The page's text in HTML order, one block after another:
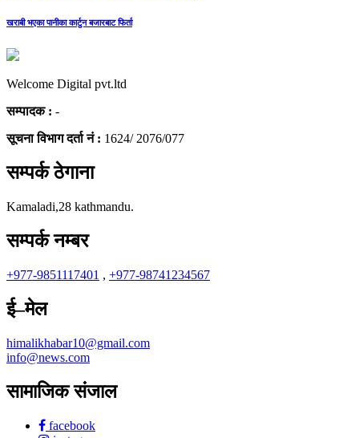
खराबी भएका पानीका कार्टुन बजारबाट फिर्ता
Welcome Digital pvt.ltd
सम्पादक : -
सूचना विभाग दर्ता नं : 1624/ 2076/077
सम्पर्क ठेगाना
Kamaladi,28 kathmandu.
सम्पर्क नम्बर
+977-9851117401 , +977-98741234567
ई–मेल
himalikhabar10@gmail.com
info@news.com
सामाजिक संजाल
facebook